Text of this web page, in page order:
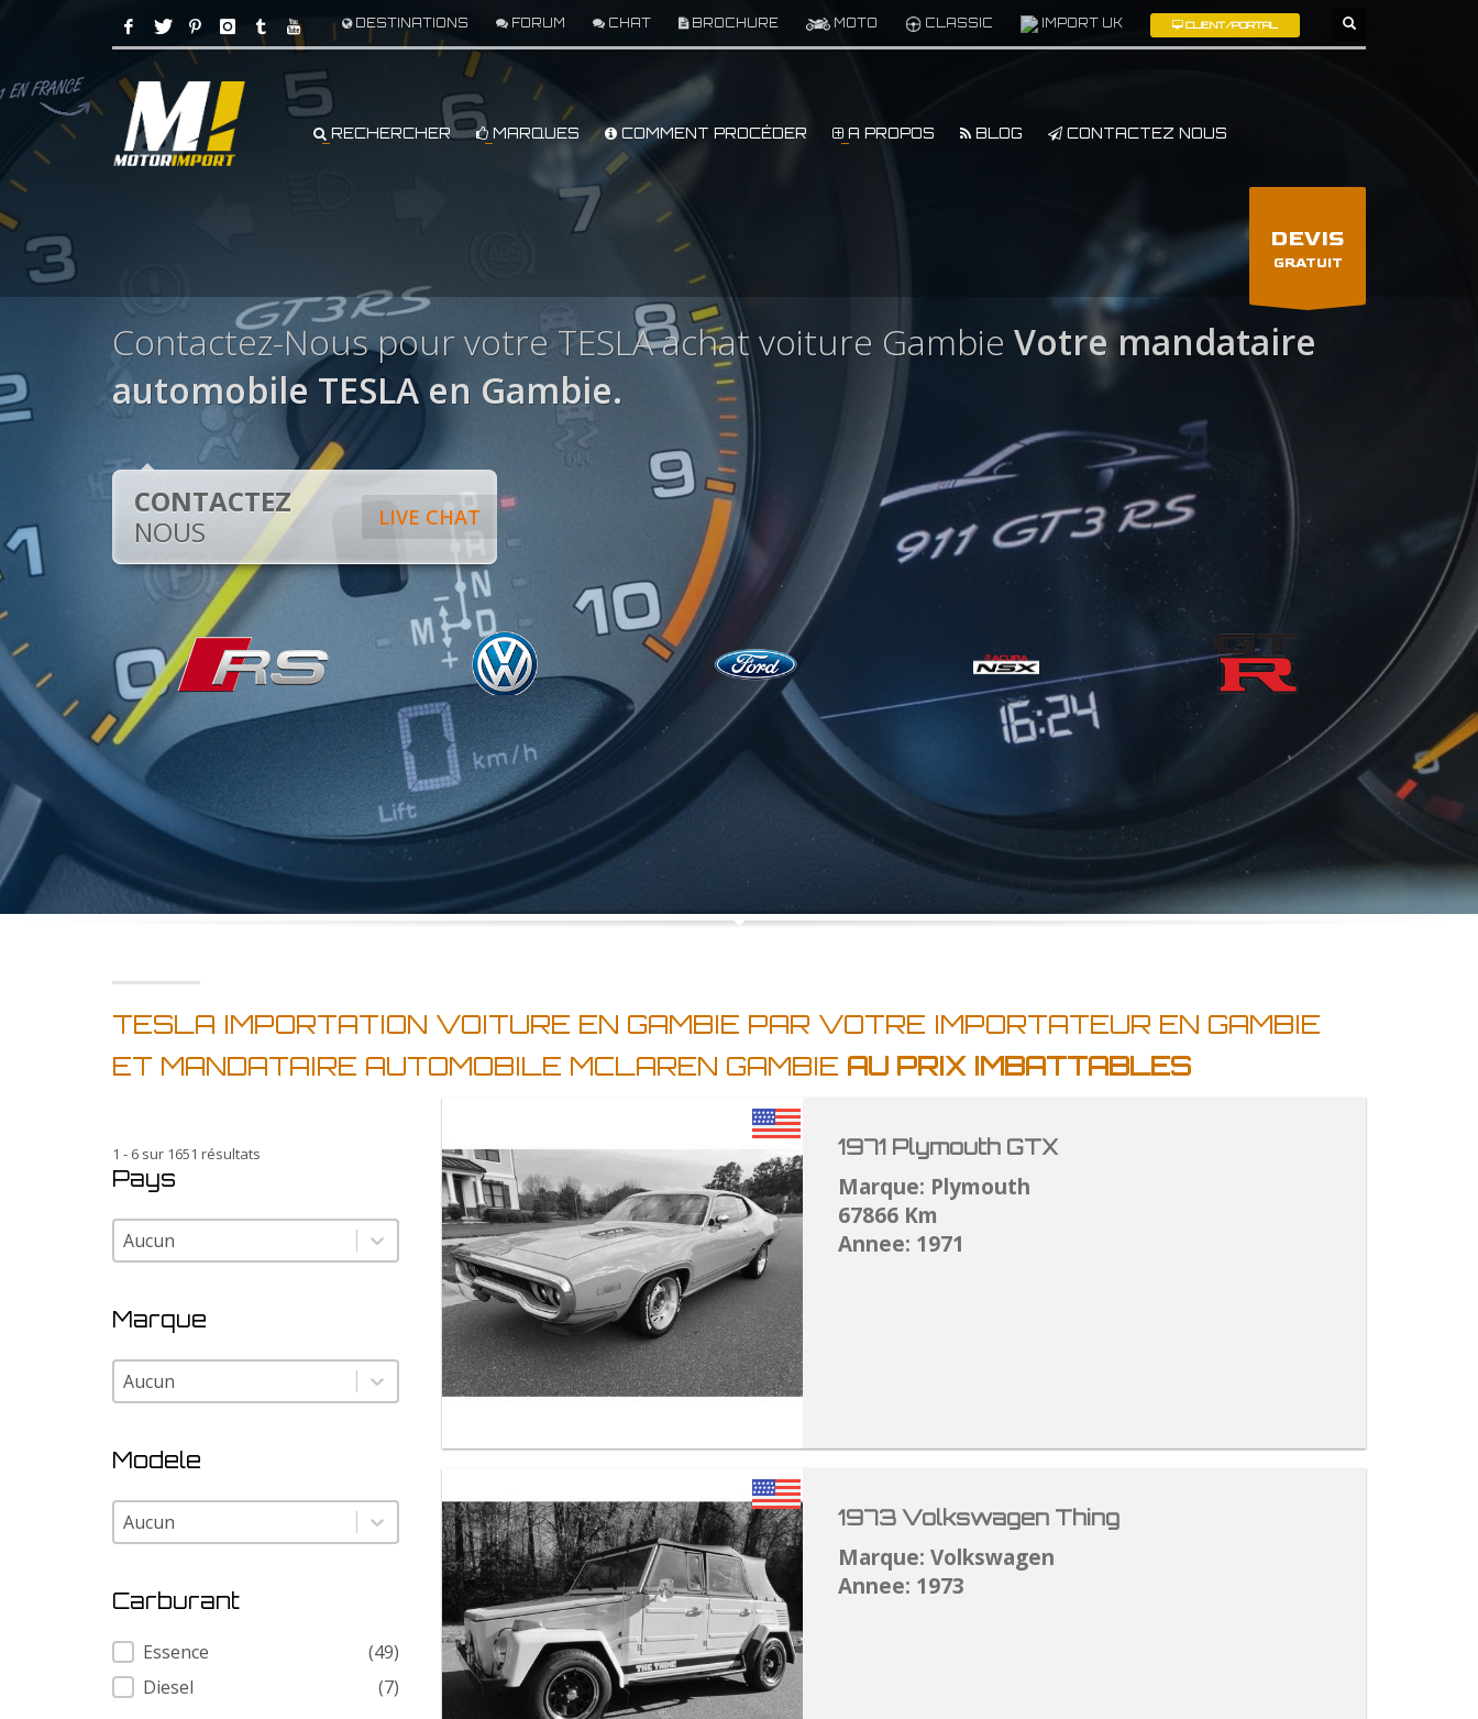
DESTINATIONS FORUM CHAT BROCHURE MOTO CLASSIC IMPORT UK CLIENT/PORTAL
RECHERCHER MARQUES COMMENT PROCÉDER A PROPOS BLOG CONTACTEZ NOUS
DEVIS
GRATUIT
Contactez-Nous pour votre TESLA achat voiture Gambie Votre mandataire
automobile TESLA en Gambie.
LIVE CHAT
CONTACTEZ
NOUS
TESLA IMPORTATION VOITURE EN GAMBIE PAR VOTRE IMPORTATEUR EN GAMBIE
ET MANDATAIRE AUTOMOBILE MCLAREN GAMBIE AU PRIX IMBATTABLES
1 - 6 sur 1651 résultats
Pays
Pays
Pays
Marque
Marque
Marque
Modele
Modele
Modele
Carburant
Carburant
Essence
(49)
Diesel
(7)
1971 Plymouth GTX
Marque: Plymouth
67866 Km
Annee: 1971
1973 Volkswagen Thing
Marque: Volkswagen
Annee: 1973